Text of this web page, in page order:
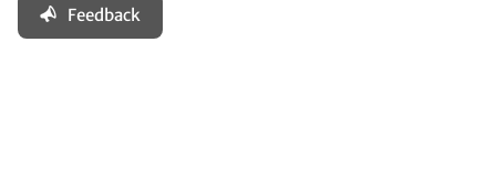
Feedback